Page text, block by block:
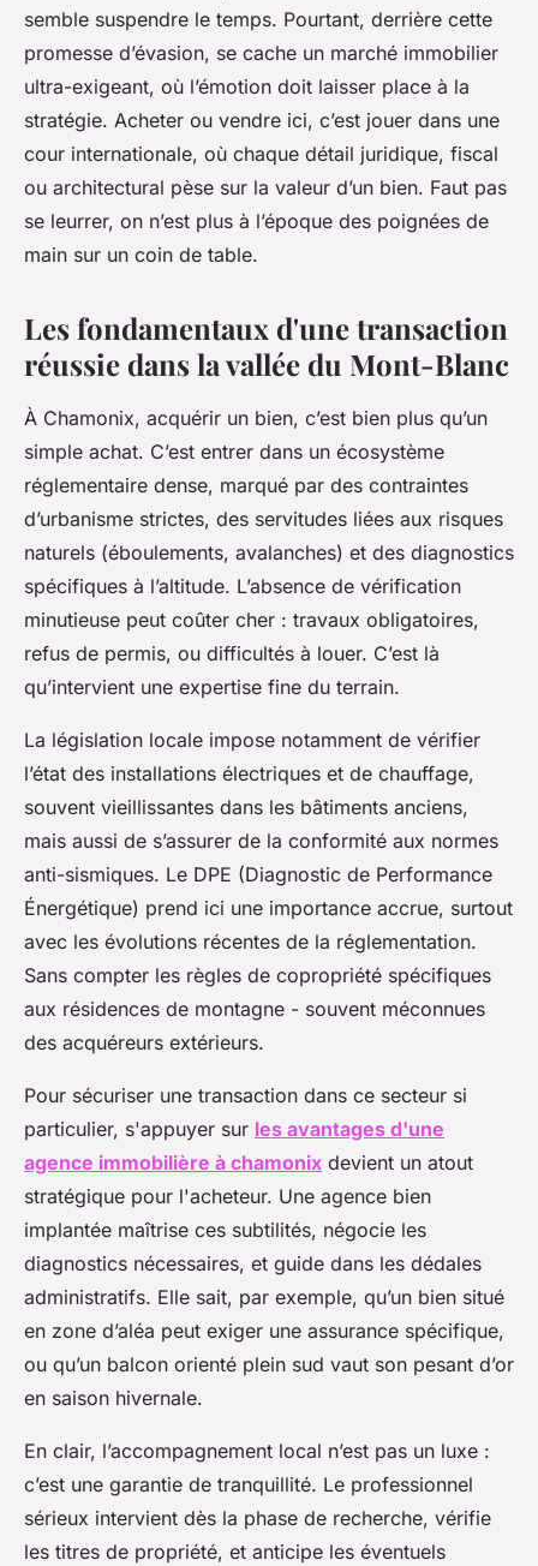
Dulce•15/05/2026 13:42•12 min de lecture
semble suspendre le temps. Pourtant, derrière cette
promesse d’évasion, se cache un marché immobilier
ultra-exigeant, où l’émotion doit laisser place à la
stratégie. Acheter ou vendre ici, c’est jouer dans une
cour internationale, où chaque détail juridique, fiscal
ou architectural pèse sur la valeur d’un bien. Faut pas
se leurrer, on n’est plus à l’époque des poignées de
main sur un coin de table.
Les fondamentaux d'une transaction
réussie dans la vallée du Mont-Blanc
À Chamonix, acquérir un bien, c’est bien plus qu’un
simple achat. C’est entrer dans un écosystème
réglementaire dense, marqué par des contraintes
d’urbanisme strictes, des servitudes liées aux risques
naturels (éboulements, avalanches) et des diagnostics
spécifiques à l’altitude. L’absence de vérification
minutieuse peut coûter cher : travaux obligatoires,
refus de permis, ou difficultés à louer. C’est là
qu’intervient une expertise fine du terrain.
La législation locale impose notamment de vérifier
l’état des installations électriques et de chauffage,
souvent vieillissantes dans les bâtiments anciens,
mais aussi de s’assurer de la conformité aux normes
anti-sismiques. Le DPE (Diagnostic de Performance
Énergétique) prend ici une importance accrue, surtout
avec les évolutions récentes de la réglementation.
Sans compter les règles de copropriété spécifiques
aux résidences de montagne - souvent méconnues
des acquéreurs extérieurs.
Pour sécuriser une transaction dans ce secteur si
particulier, s'appuyer sur les avantages d'une
agence immobilière à chamonix devient un atout
stratégique pour l'acheteur. Une agence bien
implantée maîtrise ces subtilités, négocie les
diagnostics nécessaires, et guide dans les dédales
administratifs. Elle sait, par exemple, qu’un bien situé
en zone d’aléa peut exiger une assurance spécifique,
ou qu’un balcon orienté plein sud vaut son pesant d’or
en saison hivernale.
En clair, l’accompagnement local n’est pas un luxe :
c’est une garantie de tranquillité. Le professionnel
sérieux intervient dès la phase de recherche, vérifie
les titres de propriété, et anticipe les éventuels